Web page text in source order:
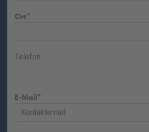
Ort
Telefon
E-Mail